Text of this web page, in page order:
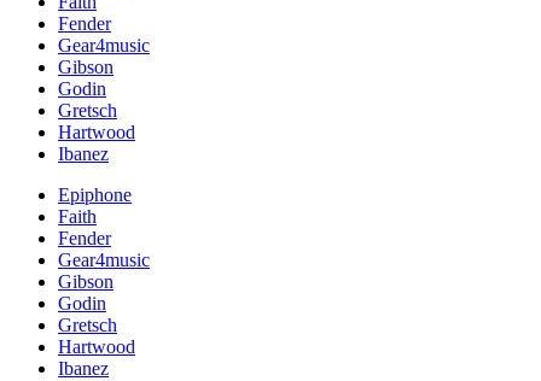
Fender
Gear4music
Gibson
Godin
Gretsch
Hartwood
Ibanez
Epiphone
Faith
Fender
Gear4music
Gibson
Godin
Gretsch
Hartwood
Ibanez